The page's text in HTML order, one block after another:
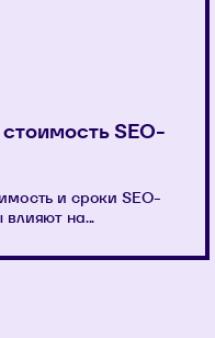
SEO-
и сроки SEO-
на...